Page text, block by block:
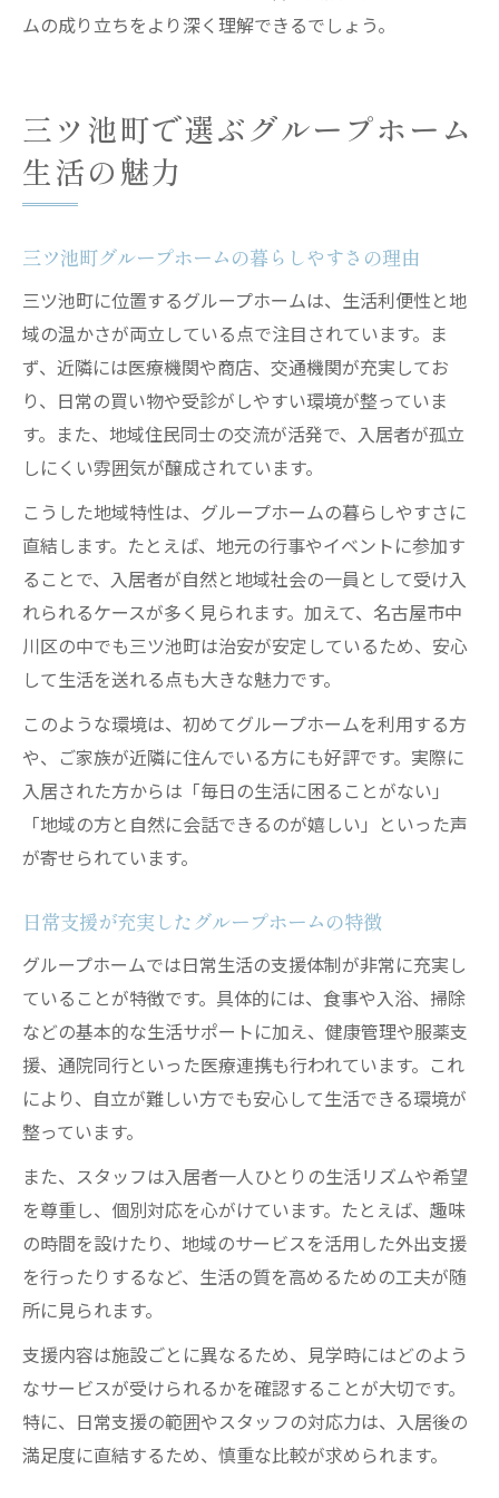
ムの成り立ちをより深く理解できるでしょう。
三ツ池町で選ぶグループホーム
生活の魅力
三ツ池町グループホームの暮らしやすさの理由
三ツ池町に位置するグループホームは、生活利便性と地
域の温かさが両立している点で注目されています。ま
ず、近隣には医療機関や商店、交通機関が充実してお
り、日常の買い物や受診がしやすい環境が整っていま
す。また、地域住民同士の交流が活発で、入居者が孤立
しにくい雰囲気が醸成されています。
こうした地域特性は、グループホームの暮らしやすさに
直結します。たとえば、地元の行事やイベントに参加す
ることで、入居者が自然と地域社会の一員として受け入
れられるケースが多く見られます。加えて、名古屋市中
川区の中でも三ツ池町は治安が安定しているため、安心
して生活を送れる点も大きな魅力です。
このような環境は、初めてグループホームを利用する方
や、ご家族が近隣に住んでいる方にも好評です。実際に
入居された方からは「毎日の生活に困ることがない」
「地域の方と自然に会話できるのが嬉しい」といった声
が寄せられています。
日常支援が充実したグループホームの特徴
グループホームでは日常生活の支援体制が非常に充実し
ていることが特徴です。具体的には、食事や入浴、掃除
などの基本的な生活サポートに加え、健康管理や服薬支
援、通院同行といった医療連携も行われています。これ
により、自立が難しい方でも安心して生活できる環境が
整っています。
また、スタッフは入居者一人ひとりの生活リズムや希望
を尊重し、個別対応を心がけています。たとえば、趣味
の時間を設けたり、地域のサービスを活用した外出支援
を行ったりするなど、生活の質を高めるための工夫が随
所に見られます。
支援内容は施設ごとに異なるため、見学時にはどのよう
なサービスが受けられるかを確認することが大切です。
特に、日常支援の範囲やスタッフの対応力は、入居後の
満足度に直結するため、慎重な比較が求められます。